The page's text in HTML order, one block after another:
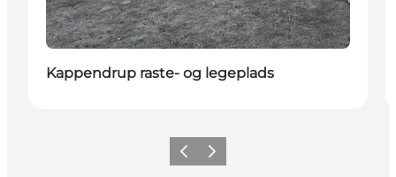
Kappendrup raste- og legeplads
ForrigeNæste